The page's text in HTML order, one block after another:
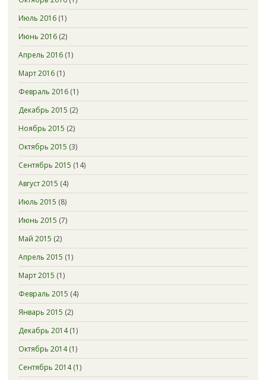
Июль 2016(1)
Июнь 2016(2)
Апрель 2016(1)
Март 2016(1)
Февраль 2016(1)
Декабрь 2015 (2)
Ноябрь 2015 (2)
Октябрь 2015 (3)
Сентябрь 2015 (14)
Август 2015 (4)
Июль 2015 (8)
Июнь 2015 (7)
Май 2015 (2)
Апрель 2015 (1)
Март 2015 (1)
Февраль 2015 (4)
Январь 2015 (2)
Декабрь 2014(1)
Октябрь 2014(1)
Сентябрь 2014(1)